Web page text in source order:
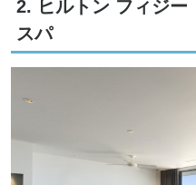
2. ヒルトン フィジー
スパ